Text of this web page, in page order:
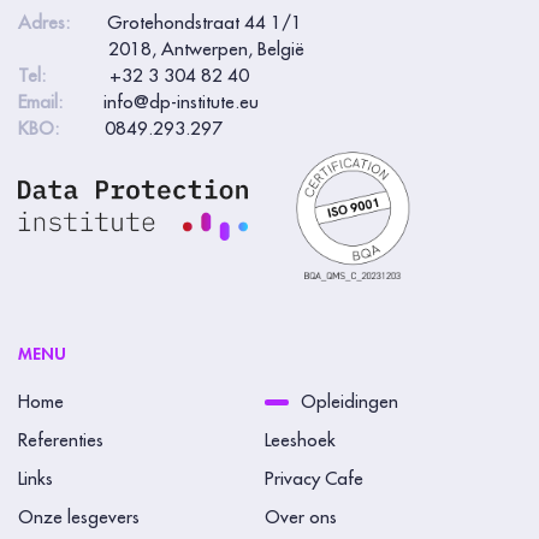
Adres:
Grotehondstraat 44 1/1
2018, Antwerpen, België
Tel:
+32 3 304 82 40
Email:
info@dp-institute.eu
KBO:
0849.293.297
MENU
Home Opleidingen
Referenties Leeshoek
Links Privacy Cafe
Onze lesgevers Over ons